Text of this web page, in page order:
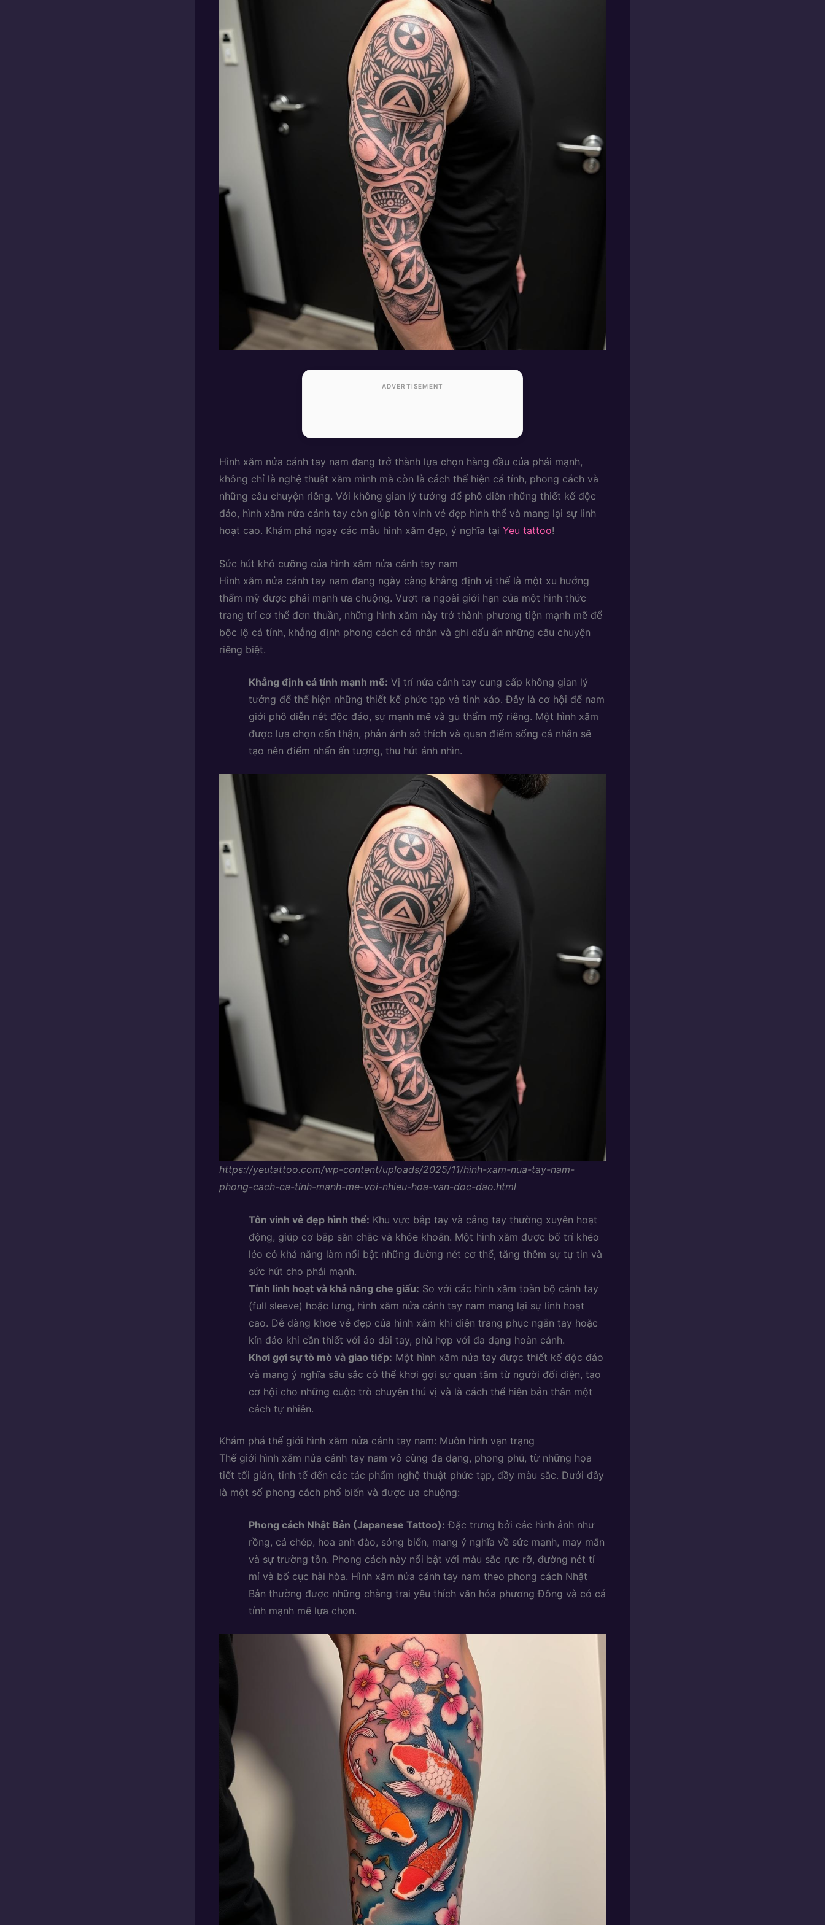
ADVERTISEMENT
Hình xăm nửa cánh tay nam đang trở thành lựa chọn hàng đầu của phái mạnh,
không chỉ là nghệ thuật xăm mình mà còn là cách thể hiện cá tính, phong cách và
những câu chuyện riêng. Với không gian lý tưởng để phô diễn những thiết kế độc
đáo, hình xăm nửa cánh tay còn giúp tôn vinh vẻ đẹp hình thể và mang lại sự linh
hoạt cao. Khám phá ngay các mẫu hình xăm đẹp, ý nghĩa tại Yeu tattoo!
Sức hút khó cưỡng của hình xăm nửa cánh tay nam
Hình xăm nửa cánh tay nam đang ngày càng khẳng định vị thế là một xu hướng
thẩm mỹ được phái mạnh ưa chuộng. Vượt ra ngoài giới hạn của một hình thức
trang trí cơ thể đơn thuần, những hình xăm này trở thành phương tiện mạnh mẽ để
bộc lộ cá tính, khẳng định phong cách cá nhân và ghi dấu ấn những câu chuyện
riêng biệt.
Khẳng định cá tính mạnh mẽ: Vị trí nửa cánh tay cung cấp không gian lý
tưởng để thể hiện những thiết kế phức tạp và tinh xảo. Đây là cơ hội để nam
giới phô diễn nét độc đáo, sự mạnh mẽ và gu thẩm mỹ riêng. Một hình xăm
được lựa chọn cẩn thận, phản ánh sở thích và quan điểm sống cá nhân sẽ
tạo nên điểm nhấn ấn tượng, thu hút ánh nhìn.
https://yeutattoo.com/wp-content/uploads/2025/11/hinh-xam-nua-tay-nam-
phong-cach-ca-tinh-manh-me-voi-nhieu-hoa-van-doc-dao.html
Tôn vinh vẻ đẹp hình thể: Khu vực bắp tay và cẳng tay thường xuyên hoạt
động, giúp cơ bắp săn chắc và khỏe khoắn. Một hình xăm được bố trí khéo
léo có khả năng làm nổi bật những đường nét cơ thể, tăng thêm sự tự tin và
sức hút cho phái mạnh.
Tính linh hoạt và khả năng che giấu: So với các hình xăm toàn bộ cánh tay
(full sleeve) hoặc lưng, hình xăm nửa cánh tay nam mang lại sự linh hoạt
cao. Dễ dàng khoe vẻ đẹp của hình xăm khi diện trang phục ngắn tay hoặc
kín đáo khi cần thiết với áo dài tay, phù hợp với đa dạng hoàn cảnh.
Khơi gợi sự tò mò và giao tiếp: Một hình xăm nửa tay được thiết kế độc đáo
và mang ý nghĩa sâu sắc có thể khơi gợi sự quan tâm từ người đối diện, tạo
cơ hội cho những cuộc trò chuyện thú vị và là cách thể hiện bản thân một
cách tự nhiên.
Khám phá thế giới hình xăm nửa cánh tay nam: Muôn hình vạn trạng
Thế giới hình xăm nửa cánh tay nam vô cùng đa dạng, phong phú, từ những họa
tiết tối giản, tinh tế đến các tác phẩm nghệ thuật phức tạp, đầy màu sắc. Dưới đây
là một số phong cách phổ biến và được ưa chuộng:
Phong cách Nhật Bản (Japanese Tattoo): Đặc trưng bởi các hình ảnh như
rồng, cá chép, hoa anh đào, sóng biển, mang ý nghĩa về sức mạnh, may mắn
và sự trường tồn. Phong cách này nổi bật với màu sắc rực rỡ, đường nét tỉ
mỉ và bố cục hài hòa. Hình xăm nửa cánh tay nam theo phong cách Nhật
Bản thường được những chàng trai yêu thích văn hóa phương Đông và có cá
tính mạnh mẽ lựa chọn.